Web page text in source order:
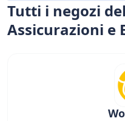
Tutti i negozi
Assicurazioni e